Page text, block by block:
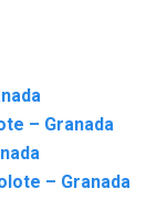
– Granada
– Granada